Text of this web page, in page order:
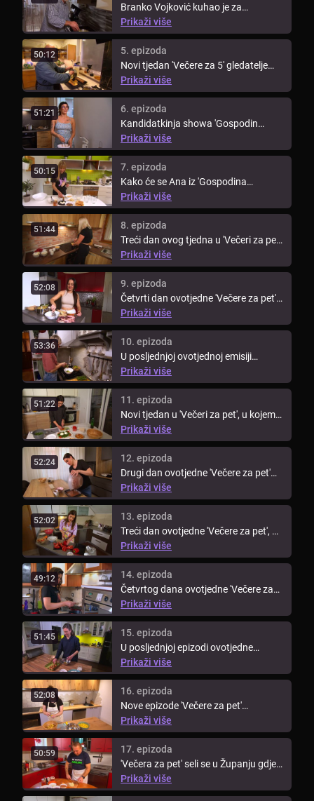
Branko Vojković kuhao je za
podravsku ekipu četvrti dan
ovotjedne ...
Prikaži više
50:12
5. epizoda
Novi tjedan 'Večere za 5' gledatelje
vodi u Podravinu, točnije, ...
Prikaži više
51:21
6. epizoda
Kandidatkinja showa 'Gospodin
Savršeni', Sarah, otvorila je novi ...
Prikaži više
50:15
7. epizoda
Kako će se Ana iz 'Gospodina
Savršenog' snaći u kuhinji i što je ...
Prikaži više
51:44
8. epizoda
Treći dan ovog tjedna u 'Večeri za pet'
djevojke iz 'Gospodina ...
Prikaži više
52:08
9. epizoda
Četvrti dan ovotjedne 'Večere za pet'
uz kandidatkinje showa ...
Prikaži više
53:36
10. epizoda
U posljednjoj ovotjednoj emisiji
'Večere za pet' uz kandidatkinje ...
Prikaži više
51:22
11. epizoda
Novi tjedan u 'Večeri za pet', u kojem
sudjeluju kandidatkinje iz ...
Prikaži više
52:24
12. epizoda
Drugi dan ovotjedne 'Večere za pet'
kuha Milica! Kako je protekla ...
Prikaži više
52:02
13. epizoda
Treći dan ovotjedne 'Večere za pet', uz
kandidatkinje showa 'Gospodin ...
Prikaži više
49:12
14. epizoda
Četvrtog dana ovotjedne 'Večere za
pet' Valentina će svojim jelima ...
Prikaži više
51:45
15. epizoda
U posljednjoj epizodi ovotjedne
'Večere za pet' kuha Vanja, koja je u ...
Prikaži više
52:08
16. epizoda
Nove epizode 'Večere za pet'
započinju u Vukovarsko-srijemskoj ...
Prikaži više
50:59
17. epizoda
'Večera za pet' seli se u Županju gdje
je goste ugostio veseli ...
Prikaži više